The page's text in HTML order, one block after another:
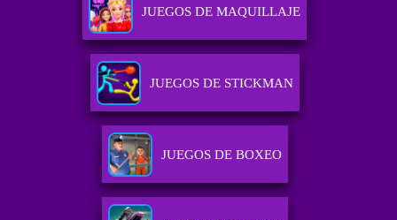
JUEGOS DE MAQUILLAJE
JUEGOS DE STICKMAN
JUEGOS DE BOXEO